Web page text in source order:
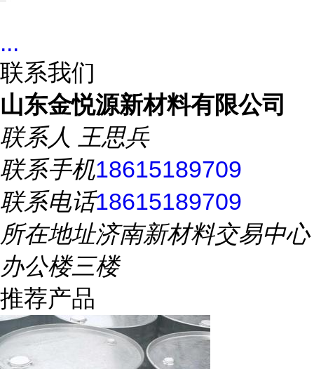
...
联系我们
山东金悦源新材料有限公司
联系人 王思兵
联系手机18615189709
联系电话18615189709
所在地址济南新材料交易中心
办公楼三楼
推荐产品